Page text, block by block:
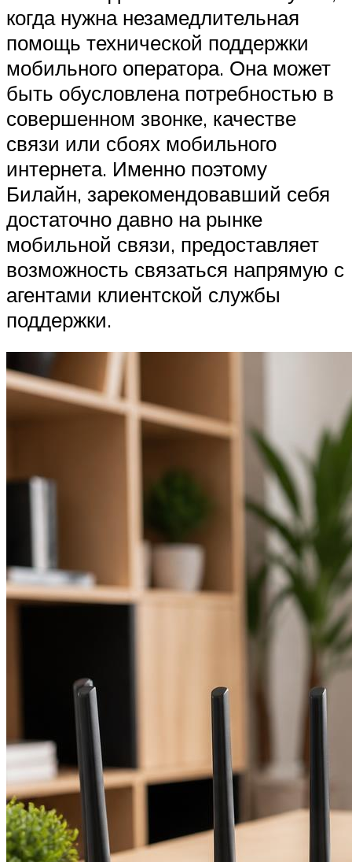
когда нужна незамедлительная
помощь технической поддержки
мобильного оператора. Она может
быть обусловлена потребностью в
совершенном звонке, качестве
связи или сбоях мобильного
интернета. Именно поэтому
Билайн, зарекомендовавший себя
достаточно давно на рынке
мобильной связи, предоставляет
возможность связаться напрямую с
агентами клиентской службы
поддержки.